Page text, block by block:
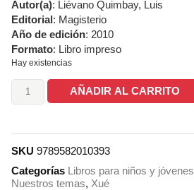
Autor(a): Liévano Quimbay, Luis
Editorial: Magisterio
Año de edición: 2010
Formato: Libro impreso
Hay existencias
AÑADIR AL CARRITO
SKU 9789582010393
Categorías Libros para niños y jóvenes
Nuestros temas, Xué